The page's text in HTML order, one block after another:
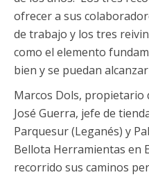
ofrecer a sus
de trabajo y los tres
como el elemento
bien y se puedan
Marcos Dols, propietario
José Guerra, jefe de
Parquesur (Leganés) y
Bellota Herramientas en
recorrido sus caminos